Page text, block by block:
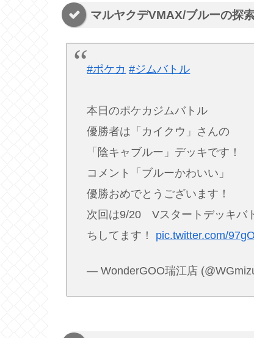
マルヤクデVMAX/ブルーの探
#ポケカ #ジムバトル
本日のポケカジムバトル
優勝者は「カイクウ」さんの
「陰キャブルー」デッキです！
コメント「ブルーかわいい」
優勝おめでとうございます！
次回は9/20 Vスタートデッキバ
ちしてます！ pic.twitter.com/
— WonderGOO瑞江店